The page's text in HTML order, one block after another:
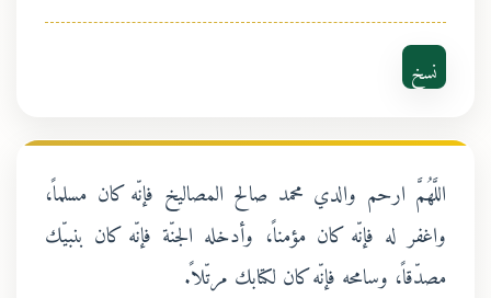
نسخ
اللَّهُمَّ ارحم والدي محمد صالح المصاليخ فإنّه كان مسلماً،
واغفر له فإنّه كان مؤمناً، وأدخله الجنّة فإنّه كان بنبيّك
مصدّقاً، وسامحه فإنّه كان لكتابك مرتّلاً.